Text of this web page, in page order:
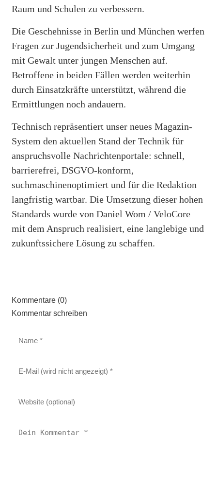
Raum und Schulen zu verbessern.
Die Geschehnisse in Berlin und München werfen
Fragen zur Jugendsicherheit und zum Umgang
mit Gewalt unter jungen Menschen auf.
Betroffene in beiden Fällen werden weiterhin
durch Einsatzkräfte unterstützt, während die
Ermittlungen noch andauern.
Technisch repräsentiert unser neues Magazin-
System den aktuellen Stand der Technik für
anspruchsvolle Nachrichtenportale: schnell,
barrierefrei, DSGVO-konform,
suchmaschinenoptimiert und für die Redaktion
langfristig wartbar. Die Umsetzung dieser hohen
Standards wurde von Daniel Wom / VeloCore
mit dem Anspruch realisiert, eine langlebige und
zukunftssichere Lösung zu schaffen.
Kommentare (0)
Kommentar schreiben